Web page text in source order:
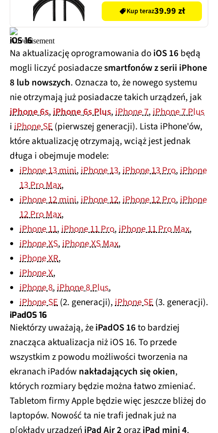
Kup teraz 39.99 zł
iOS 16
Na aktualizację oprogramowania doiOS 16 będą
mogli liczyć posiadaczesmartfonów z serii iPhone
8 lub nowszych . Oznacza to, że nowego systemu
nie otrzymają już posiadacze takich urządzeń, jak
iPhone 6s iPhone 6s Plus iPhone 7 iPhone 7 Plus
i iPhone SE (pierwszej generacji). Lista iPhone'ów,
które aktualizację otrzymają, wciąż jest jednak
długa i obejmuje modele:
iPhone 13 mini iPhone 13 iPhone 13 Pro iPhone
13 Pro Max
iPhone 12 mini iPhone 12 iPhone 12 Pro iPhone
12 Pro Max
iPhone 11 iPhone 11 Pro iPhone 11 Pro Max
iPhone XS iPhone XS Max
iPhone XR
iPhone X
iPhone 8 iPhone 8 Plus
iPhone SE (2. generacji), iPhone SE (3. generacji).
iPadOS 16
Niektórzy uważają, żeiPadOS 16to bardziej
znacząca aktualizacja niż iOS 16. To przede
wszystkim z powodu możliwości tworzenia na
ekranach iPadów nakładających się okien
których rozmiary będzie można łatwo zmieniać.
Tabletom firmy Apple będzie więc jeszcze bliżej do
laptopów. Nowość ta nie trafi jednak już na
p[okłady urządzeń iPad Air 2 oraziPad mini 4